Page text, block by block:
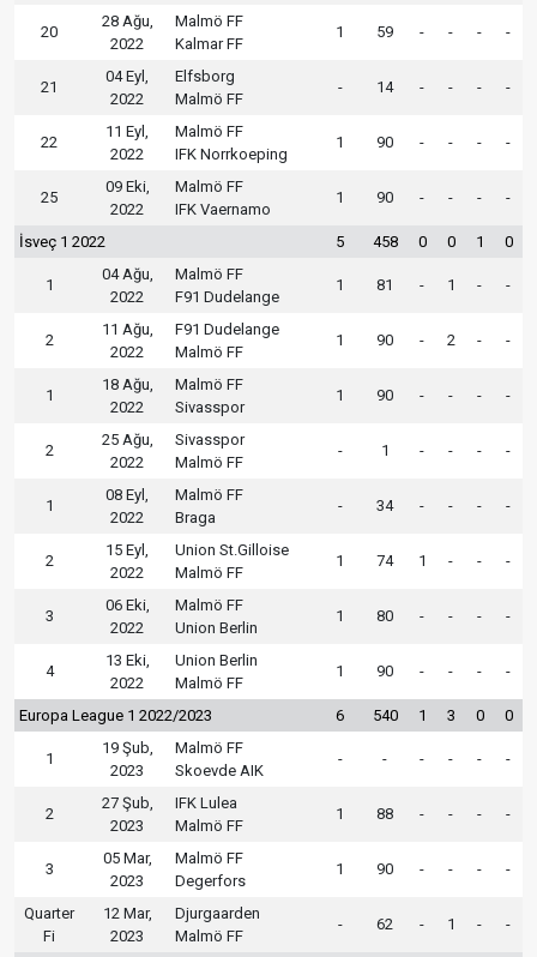
20
28 Ağu,
2022
Malmö FF
Kalmar FF
1 59 - - - -
21
04 Eyl,
2022
Elfsborg
Malmö FF
- 14 - - - -
22
11 Eyl,
2022
Malmö FF
IFK Norrkoeping
1 90 - - - -
25
09 Eki,
2022
Malmö FF
IFK Vaernamo
1 90 - - - -
İsveç 1 2022 5 458 0 0 1 0
1
04 Ağu,
2022
Malmö FF
F91 Dudelange
1 81 - 1 - -
2
11 Ağu,
2022
F91 Dudelange
Malmö FF
1 90 - 2 - -
1
18 Ağu,
2022
Malmö FF
Sivasspor
1 90 - - - -
2
25 Ağu,
2022
Sivasspor
Malmö FF
- 1 - - - -
1
08 Eyl,
2022
Malmö FF
Braga
- 34 - - - -
2
15 Eyl,
2022
Union St.Gilloise
Malmö FF
1 74 1 - - -
3
06 Eki,
2022
Malmö FF
Union Berlin
1 80 - - - -
4
13 Eki,
2022
Union Berlin
Malmö FF
1 90 - - - -
Europa League 1 2022/2023 6 540 1 3 0 0
1
19 Şub,
2023
Malmö FF
Skoevde AIK
- - - - - -
2
27 Şub,
2023
IFK Lulea
Malmö FF
1 88 - - - -
3
05 Mar,
2023
Malmö FF
Degerfors
1 90 - - - -
Quarter
Fi
12 Mar,
2023
Djurgaarden
Malmö FF
- 62 - 1 - -